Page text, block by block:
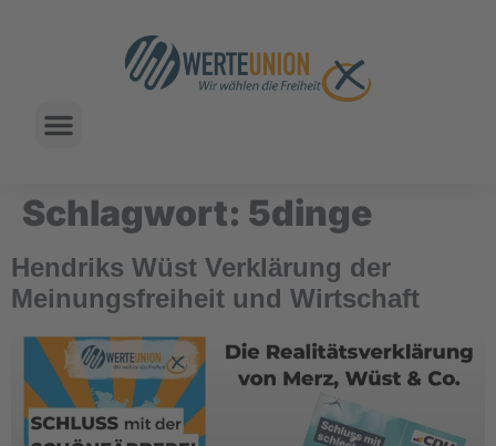
Schlagwort: 5dinge
Hendriks Wüst Verklärung der
Meinungsfreiheit und Wirtschaft